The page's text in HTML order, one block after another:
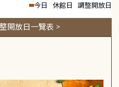
今日 休館日 調整開放日
開放日一覽表 >